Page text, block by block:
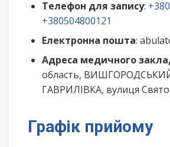
Телефон для запису:
+380504800121
Електронна пошта:
Адреса медичного
область,
ГАВРИЛІВКА, вулиця
Графік прийому